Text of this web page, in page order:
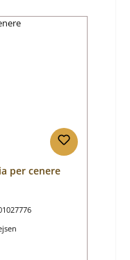
per cenere